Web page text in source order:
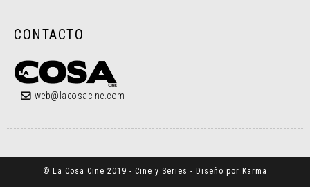
CONTACTO
web@lacosacine.com
© La Cosa Cine 2019 - Cine y Series - Diseño por Karma